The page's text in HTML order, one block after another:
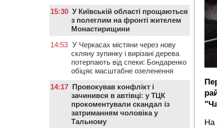
На
15:30 У Київській області прощаються
з полеглим на фронті жителем
Монастирищини
14:53 У Черкасах містяни через нову
скляну зупинку і вирізані дерева
потерпають від спеки: Бондаренко
обіцяє масштабне озеленення
14:17 Провокував конфлікт і
зачинився в автівці: у ТЦК
прокоментували скандал із
затриманням чоловіка у
Тальному